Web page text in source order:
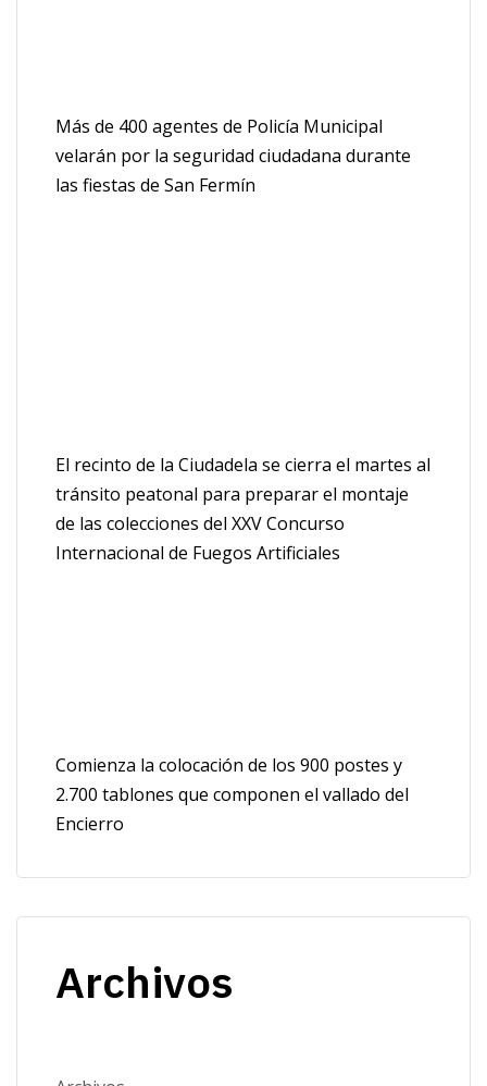
Más de 400 agentes de Policía Municipal
velarán por la seguridad ciudadana durante
las fiestas de San Fermín
El recinto de la Ciudadela se cierra el martes al
tránsito peatonal para preparar el montaje
de las colecciones del XXV Concurso
Internacional de Fuegos Artificiales
Comienza la colocación de los 900 postes y
2.700 tablones que componen el vallado del
Encierro
Archivos